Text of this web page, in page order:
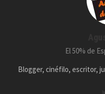
El 50% de
Blogger, cinéfilo, escritor,